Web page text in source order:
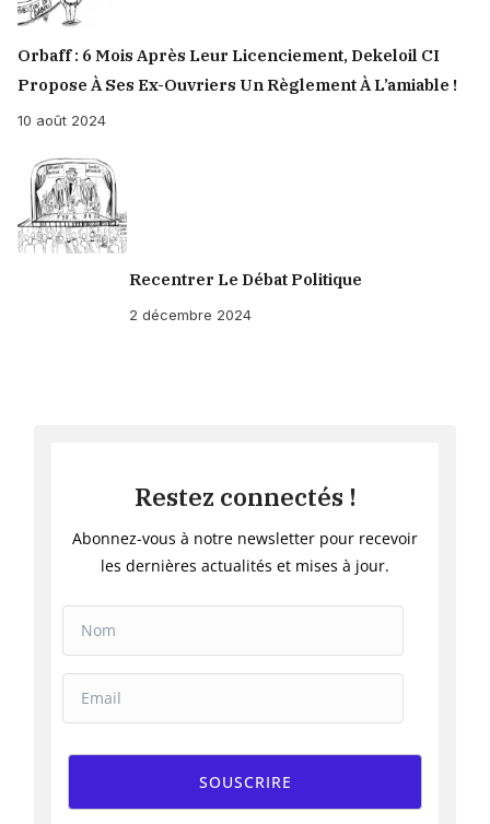
Orbaff : 6 Mois Après Leur Licenciement, Dekeloil CI
Propose À Ses Ex-Ouvriers Un Règlement À L’amiable !
10 août 2024
Recentrer Le Débat Politique
2 décembre 2024
Restez connectés !
Abonnez-vous à notre newsletter pour recevoir
les dernières actualités et mises à jour.
SOUSCRIRE